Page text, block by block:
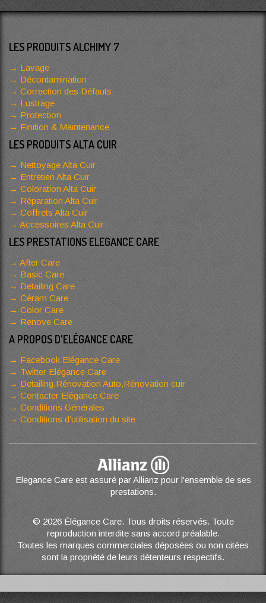
LES PRODUITS ALCHIMY 7
Lavage
Décontamination
Correction des Défauts
Lustrage
Protection
Finition & Maintenance
LES PRODUITS ALTA CUIR
Nettoyage Alta Cuir
Entretien Alta Cuir
Coloration Alta Cuir
Réparation Alta Cuir
Coffrets Alta Cuir
Accessoires Alta Cuir
LES PRESTATIONS ELEGANCE CARE
After Care
Basic Care
Detailing Care
Céram Care
Color Care
Renove Care
A PROPOS D'ELÉGANCE CARE
Facebook Elégance Care
Twitter Elégance Care
Detailing,Rénovation Auto,Rénovation cuir
Contacter Elégance Care
Conditions Générales
Conditions d’utilisation du site
Elegance Care est assuré par Allianz pour l'ensemble de ses
prestations.
© 2026 Élégance Care. Tous droits réservés. Toute
reproduction interdite sans accord préalable.
Toutes les marques commerciales déposées ou non citées
sont la propriété de leurs détenteurs respectifs.